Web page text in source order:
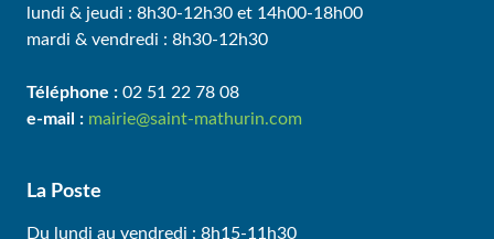
lundi & jeudi : 8h30-12h30 et 14h00-18h00
mardi & vendredi : 8h30-12h30
Téléphone : 02 51 22 78 08
e-mail : mairie@saint-mathurin.com
La Poste
Du lundi au vendredi : 8h15-11h30